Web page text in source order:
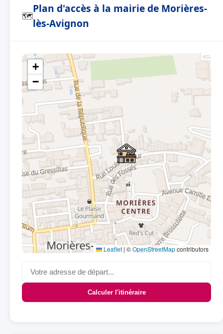
🗺
Plan d'accès à la mairie de Morières-
lès-Avignon
+
−
Leaflet | ©OpenStreetMapcontributors
Calculer l'itinéraire